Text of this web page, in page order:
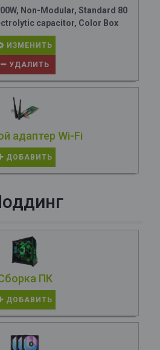
Non-Modular, Standard 80
capacitor, Color Box
ИЗМЕНИТЬ
УДАЛИТЬ
адаптер Wi-Fi
ДОБАВИТЬ
ПК
ДОБАВИТЬ